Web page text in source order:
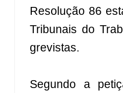
Resolução 86
Tribunais do
grevistas.
Segundo a